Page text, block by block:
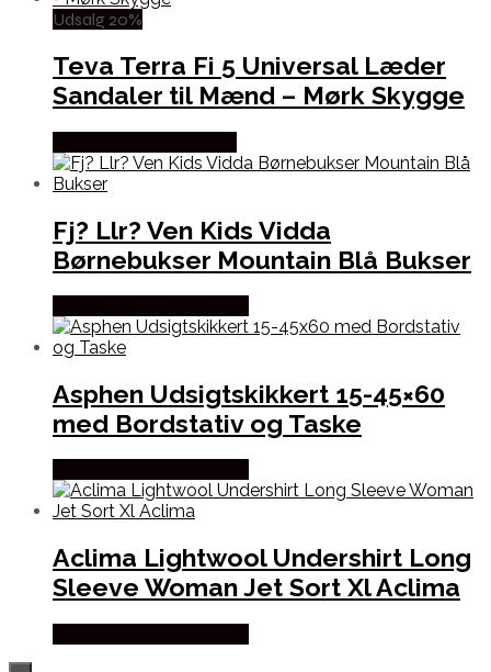
Udsalg 20%
Teva Terra Fi 5 Universal Læder
Sandaler til Mænd – Mørk Skygge
Fj? Llr? Ven Kids Vidda
Børnebukser Mountain Blå Bukser
Asphen Udsigtskikkert 15-45×60
med Bordstativ og Taske
Aclima Lightwool Undershirt Long
Sleeve Woman Jet Sort Xl Aclima